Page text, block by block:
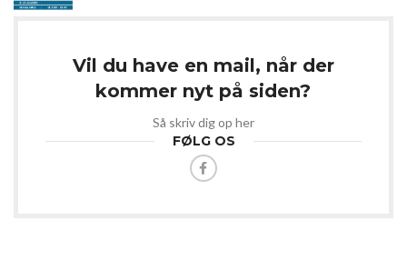
Vil du have en mail, når der
kommer nyt på siden?
Så skriv dig op her
FØLG OS